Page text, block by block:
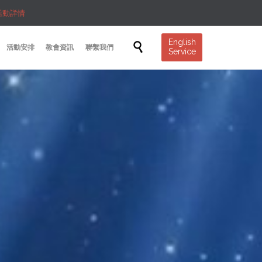
動詳情
Skip
活動安排 教會資訊 聯繫我們 
English
Service